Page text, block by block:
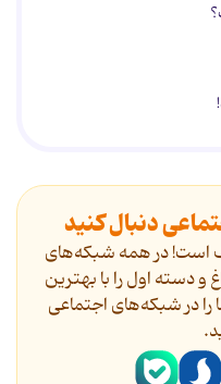
دنبال کنید
است! در همه شبکه‌های
دسته اول را با بهترین
را در شبکه‌های اجتماعی